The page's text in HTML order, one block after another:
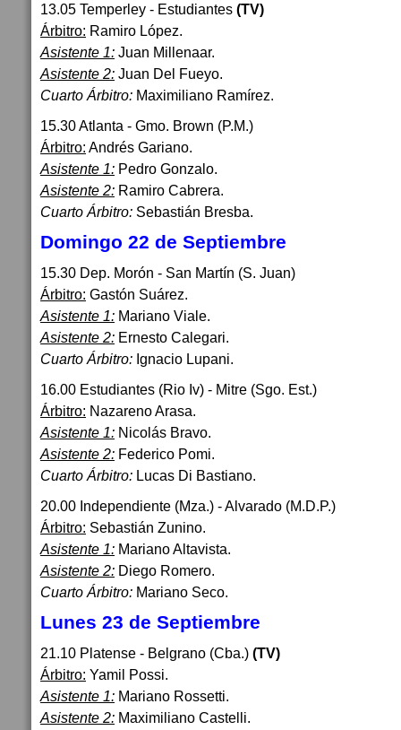
13.05 Temperley - Estudiantes (TV)
Árbitro: Ramiro López.
Asistente 1: Juan Millenaar.
Asistente 2: Juan Del Fueyo.
Cuarto Árbitro: Maximiliano Ramírez.
15.30 Atlanta - Gmo. Brown (P.M.)
Árbitro: Andrés Gariano.
Asistente 1: Pedro Gonzalo.
Asistente 2: Ramiro Cabrera.
Cuarto Árbitro: Sebastián Bresba.
Domingo 22 de Septiembre
15.30 Dep. Morón - San Martín (S. Juan)
Árbitro: Gastón Suárez.
Asistente 1: Mariano Viale.
Asistente 2: Ernesto Calegari.
Cuarto Árbitro: Ignacio Lupani.
16.00 Estudiantes (Rio Iv) - Mitre (Sgo. Est.)
Árbitro: Nazareno Arasa.
Asistente 1: Nicolás Bravo.
Asistente 2: Federico Pomi.
Cuarto Árbitro: Lucas Di Bastiano.
20.00 Independiente (Mza.) - Alvarado (M.D.P.)
Árbitro: Sebastián Zunino.
Asistente 1: Mariano Altavista.
Asistente 2: Diego Romero.
Cuarto Árbitro: Mariano Seco.
Lunes 23 de Septiembre
21.10 Platense - Belgrano (Cba.) (TV)
Árbitro: Yamil Possi.
Asistente 1: Mariano Rossetti.
Asistente 2: Maximiliano Castelli.